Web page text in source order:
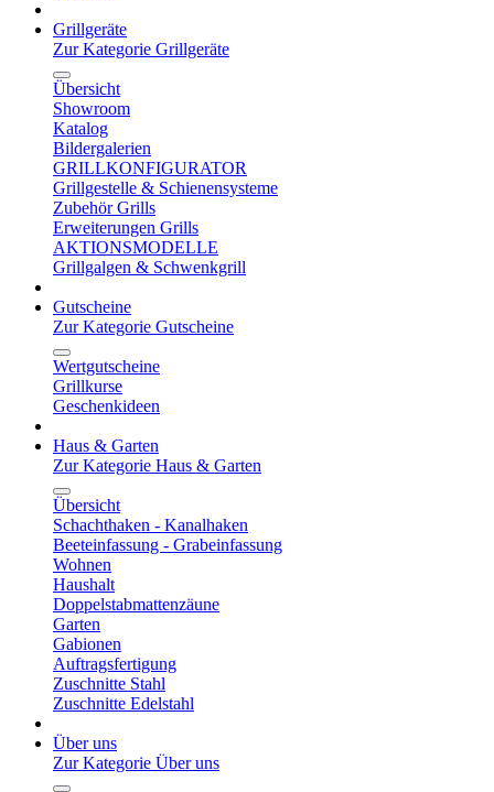
Grillgeräte
Zur Kategorie Grillgeräte
Übersicht
Showroom
Katalog
Bildergalerien
GRILLKONFIGURATOR
Grillgestelle & Schienensysteme
Zubehör Grills
Erweiterungen Grills
AKTIONSMODELLE
Grillgalgen & Schwenkgrill
Gutscheine
Zur Kategorie Gutscheine
Wertgutscheine
Grillkurse
Geschenkideen
Haus & Garten
Zur Kategorie Haus & Garten
Übersicht
Schachthaken - Kanalhaken
Beeteinfassung - Grabeinfassung
Wohnen
Haushalt
Doppelstabmattenzäune
Garten
Gabionen
Auftragsfertigung
Zuschnitte Stahl
Zuschnitte Edelstahl
Über uns
Zur Kategorie Über uns